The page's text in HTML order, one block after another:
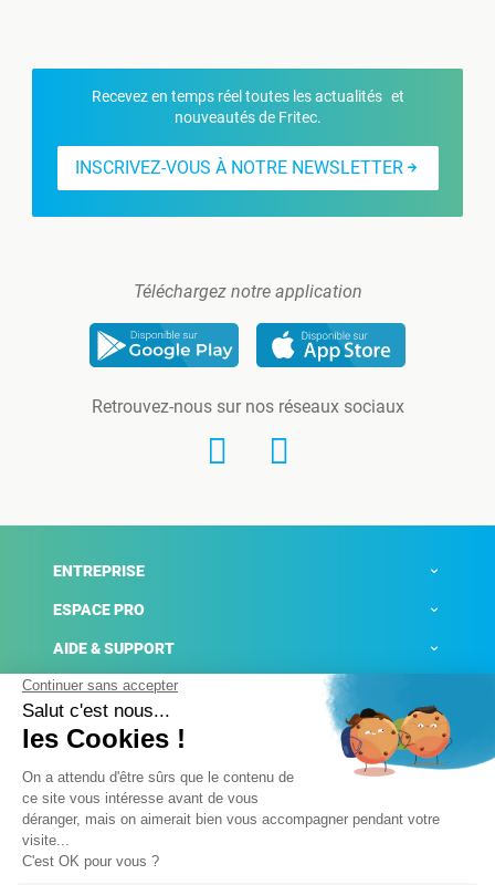
Recevez en temps réel toutes les actualités et
nouveautés de Fritec.
INSCRIVEZ-VOUS À NOTRE NEWSLETTER
Téléchargez notre application
Retrouvez-nous sur nos réseaux sociaux
ENTREPRISE
ESPACE PRO
AIDE & SUPPORT
ACTUALITÉS
Mentions légales